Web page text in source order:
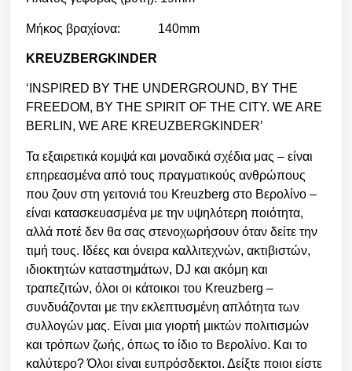
Μήκος βραχίονα: 140mm
KREUZBERGKINDER
‘INSPIRED BY THE UNDERGROUND, BY THE
FREEDOM, BY THE SPIRIT OF THE CITY. WE ARE
BERLIN, WE ARE KREUZBERGKINDER’
Τα εξαιρετικά κομψά και μοναδικά σχέδια μας – είναι
επηρεασμένα από τους πραγματικούς ανθρώπους
που ζουν στη γειτονιά του Kreuzberg στο Βερολίνο –
είναι κατασκευασμένα με την υψηλότερη ποιότητα,
αλλά ποτέ δεν θα σας στενοχωρήσουν όταν δείτε την
τιμή τους. Ιδέες και όνειρα καλλιτεχνών, ακτιβιστών,
ιδιοκτητών καταστημάτων, DJ και ακόμη και
τραπεζιτών, όλοι οι κάτοικοι του Kreuzberg –
συνδυάζονται με την εκλεπτυσμένη απλότητα των
συλλογών μας. Είναι μια γιορτή μικτών πολιτισμών
και τρόπων ζωής, όπως το ίδιο το Βερολίνο. Και το
καλύτερο? Όλοι είναι ευπρόσδεκτοι. Δείξτε ποιοι είστε